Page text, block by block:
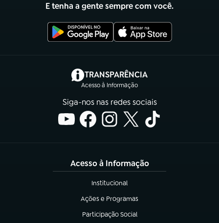
E tenha a gente sempre com você.
TRANSPARÊNCIA
Acesso à Informação
(abre em nova aba)
Siga-nos nas redes sociais
Acesso à Informação
Institucional
(abre em nova aba)
Ações e Programas
(abre em nova aba)
Participação Social
(abre em nova aba)